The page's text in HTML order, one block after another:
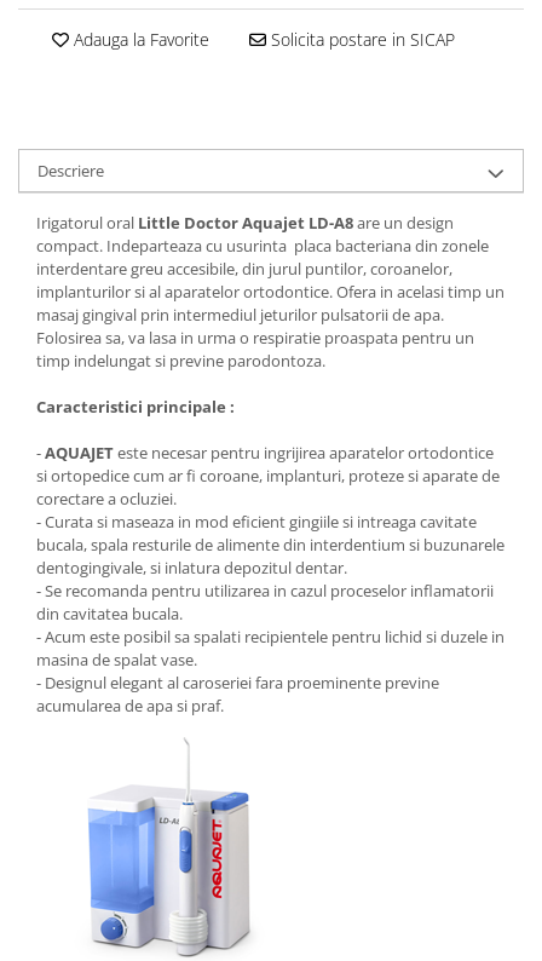
Adauga la Favorite Solicita postare in SICAP
Descriere
Irigatorul oral Little Doctor Aquajet LD-A8are un design
compact. Indeparteaza cu usurinta placa bacteriana din zonele
interdentare greu accesibile, din jurul puntilor, coroanelor,
implanturilor si al aparatelor ortodontice. Ofera in acelasi timp un
masaj gingival prin intermediul jeturilor pulsatorii de apa.
Folosirea sa, va lasa in urma o respiratie proaspata pentru un
timp indelungat si previne parodontoza.
Caracteristici principale :
-AQUAJETeste necesar pentru ingrijirea aparatelor ortodontice
si ortopedice cum ar fi coroane, implanturi, proteze si aparate de
corectare a ocluziei.
- Curata si maseaza in mod eficient gingiile si intreaga cavitate
bucala, spala resturile de alimente din interdentium si buzunarele
dentogingivale, si inlatura depozitul dentar.
- Se recomanda pentru utilizarea in cazul proceselor inflamatorii
din cavitatea bucala.
- Acum este posibil sa spalati recipientele pentru lichid si duzele in
masina de spalat vase.
- Designul elegant al caroseriei fara proeminente previne
acumularea de apa si praf.